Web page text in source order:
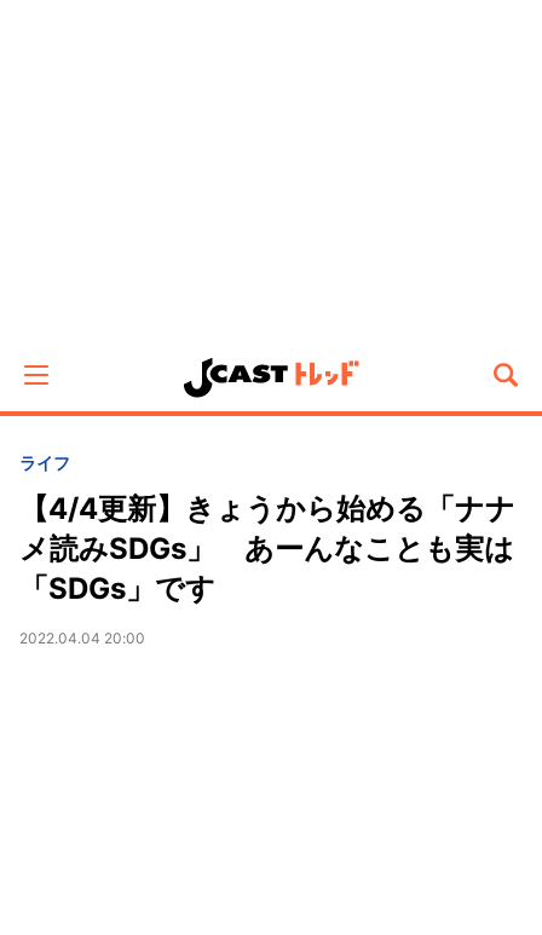
ライフ
【4/4更新】きょうから始める「ナナ
メ読みSDGs」 あーんなことも実は
「SDGs」です
2022.04.04 20:00